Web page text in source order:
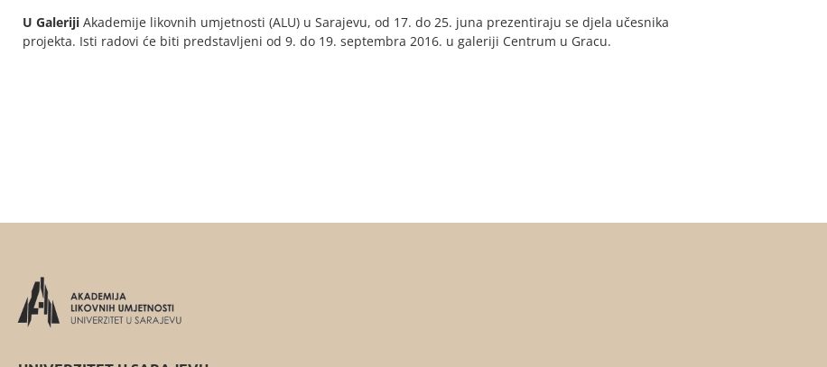
U Galeriji Akademije likovnih umjetnosti (ALU) u Sarajevu, od 17. do 25. juna prezentiraju se djela učesnika
projekta. Isti radovi će biti predstavljeni od 9. do 19. septembra 2016. u galeriji Centrum u Gracu.